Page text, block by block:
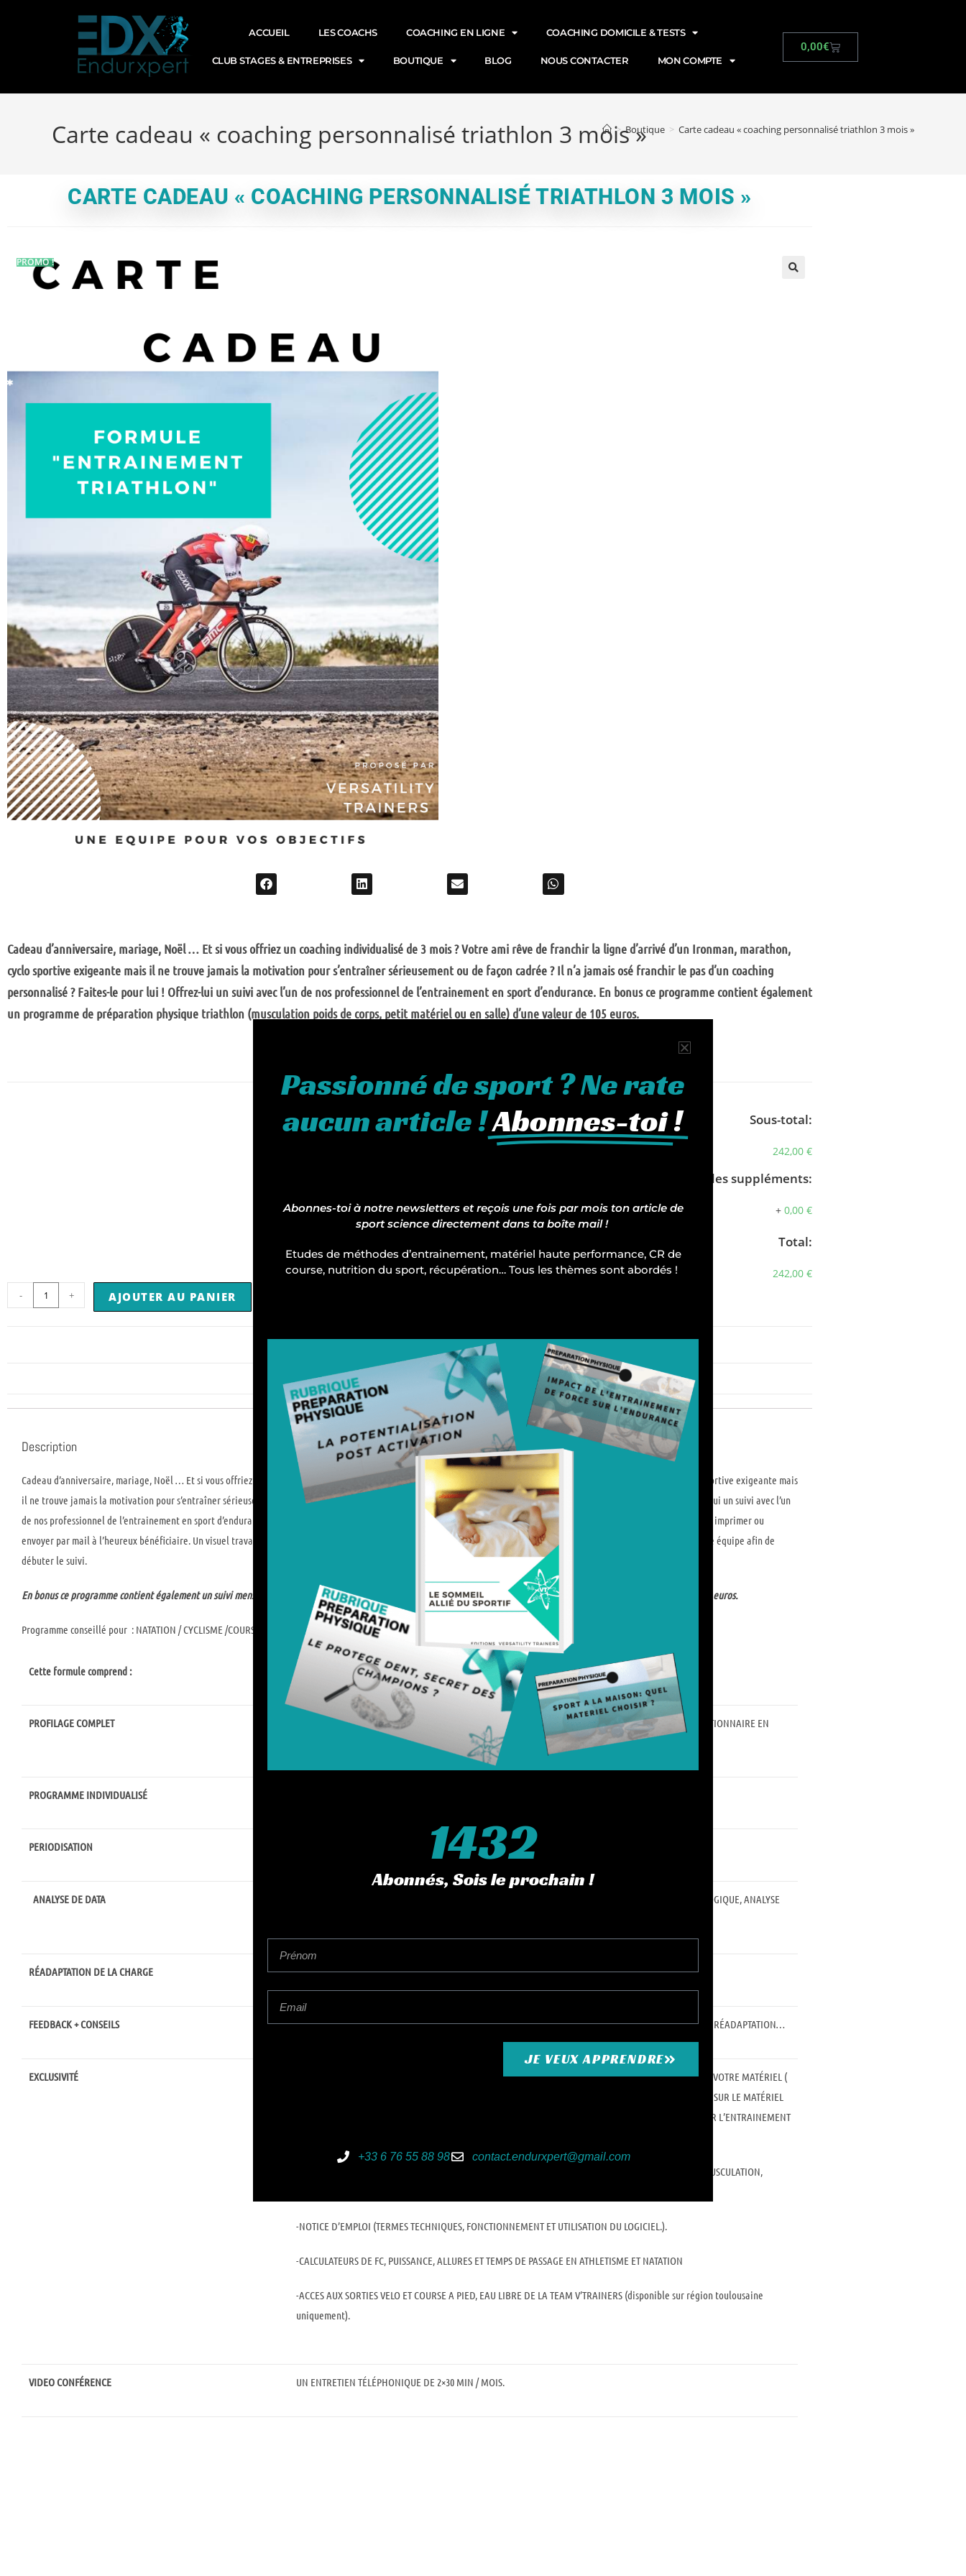
ACCUEIL LES COACHS COACHING EN LIGNE COACHING DOMICILE & TESTS
CLUB STAGES & ENTREPRISES BOUTIQUE BLOG NOUS CONTACTER MON COMPTE
0,00€
Carte cadeau « coaching personnalisé triathlon 3 mois »
> Boutique > Carte cadeau « coaching personnalisé triathlon 3 mois »
CARTE CADEAU « COACHING PERSONNALISÉ TRIATHLON 3 MOIS »
PROMO !
Cadeau d’anniversaire, mariage, Noël … Et si vous offriez un coaching individualisé de 3 mois ? Votre ami rêve de franchir la ligne d’arrivé d’un Ironman, marathon,
cyclo sportive exigeante mais il ne trouve jamais la motivation pour s’entraîner sérieusement ou de façon cadrée ? Il n’a jamais osé franchir le pas d’un coaching
personnalisé ? Faites-le pour lui ! Offrez-lui un suivi avec l’un de nos professionnel de l’entrainement en sport d’endurance. En bonus ce programme contient également
un programme de préparation physique triathlon (musculation poids de corps, petit matériel ou en salle) d’une valeur de 105 euros.
Sous-total:
242,00 €
Total des suppléments:
+ 0,00 €
Total:
242,00 €
- + AJOUTER AU PANIER
DESCRIPTION
Description
Cadeau d’anniversaire, mariage, Noël … Et si vous offriez un coaching individualisé de 3 mois ? Votre ami rêve de franchir la ligne d’arrivé d’un Ironman, marathon, cyclo sportive exigeante mais
il ne trouve jamais la motivation pour s’entraîner sérieusement ou de façon cadrée ? Il n’a jamais osé franchir le pas d’un coaching personnalisé ? Faites-le pour lui ! Offrez-lui un suivi avec l’un
de nos professionnel de l’entrainement en sport d’endurance. Une fois le paiement réalisé vous recevrez automatiquement la carte cadeau au format PDF, que vous pourrez imprimer ou
envoyer par mail à l’heureux bénéficiaire. Un visuel travaillé par nos graphistes et des instructions complètes lui permettront de très facilement prendre contact avec notre équipe afin de
débuter le suivi.
En bonus ce programme contient également un suivi mensuel en préparation physique triathlon (musculation poids de corps, petit matériel ou en salle) d’une valeur de 105 euros.
Programme conseillé pour : NATATION / CYCLISME /COURSE A PIED /TRIATHLON
Cette formule comprend :
PROFILAGE COMPLET
ANALYSE COMPLETE DE VOTRE PROFIL : MORPHOLOGIQUE / TECNHIQUE / PATHOLOGIQUE VIA UN QUESTIONNAIRE EN
PROGRAMME INDIVIDUALISÉ
PERIODISATION ORGANISATION DE VOS ENTRAÎNEMENTS PAR BLOC. PLANIFICATION ANNUELLE.
ANALYSE DE DATA
ANALYSE ET SUIVIS DE VOS DONNEES INNOVANTES A TRIPLE FACTEUR : RPE, SHS, FC, CHARGE PHYSIOLOGIQUE, ANALYSE
RÉADAPTATION DE LA CHARGE ADAPTATION SOUS MAXIMUM 48H DES ENTRAÎNEMENTS
FEEDBACK + CONSEILS CONSEILS GÉNÉRAUX NUTRITION, LIFESTYLE GRATUIT. RENDEZ-VOUS 1 FOIS/ SEMAINE POUR FEEDBACK, RÉADAPTATION…
EXCLUSIVITÉ PHYSIQUE D’UNE VALEUR DE 35 EUROS MENSUEL OFFERT !!ADAPTE A VOTRE MATÉRIEL (
FORCE MAX AVEC CHARGE ADDITIONNELLE EN SALLE, PETIT MATERIEL OU POIDS DE CORPS). CONSEILS SUR LE MATÉRIEL
MAISON A ACHETER. SEANCE REALISES PAR UN ENTRAÎNEUR SPÉCIALISE (MÉMOIRE DE RECHERCHE SUR L’ENTRAINEMENT
-CHAINE VIDEO YOUTUBE CONTENANT PLUS DE 200 EXERCICES D’ÉDUCATIFS NATATION/ ATHLÉTISME, MUSCULATION,
-NOTICE D’EMPLOI (TERMES TECHNIQUES, FONCTIONNEMENT ET UTILISATION DU LOGICIEL.).
-CALCULATEURS DE FC, PUISSANCE, ALLURES ET TEMPS DE PASSAGE EN ATHLETISME ET NATATION
-ACCES AUX SORTIES VELO ET COURSE A PIED, EAU LIBRE DE LA TEAM V’TRAINERS (disponible sur région toulousaine
uniquement).
VIDEO CONFÉRENCE UN ENTRETIEN TÉLÉPHONIQUE DE 2×30 MIN / MOIS.
Passionné de sport ? Ne rate
aucun article !Abonnes-toi !
Abonnes-toi à notre newsletters et reçois une fois par mois ton article de
sport science directement dans ta boîte mail !
Etudes de méthodes d’entrainement, matériel haute performance, CR de
course, nutrition du sport, récupération… Tous les thèmes sont abordés !
Abonnés, Sois le prochain !
1432
JE VEUX APPRENDRE
+33 6 76 55 88 98 contact.endurxpert@gmail.com